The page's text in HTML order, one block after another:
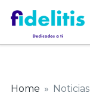
Home » Noticias